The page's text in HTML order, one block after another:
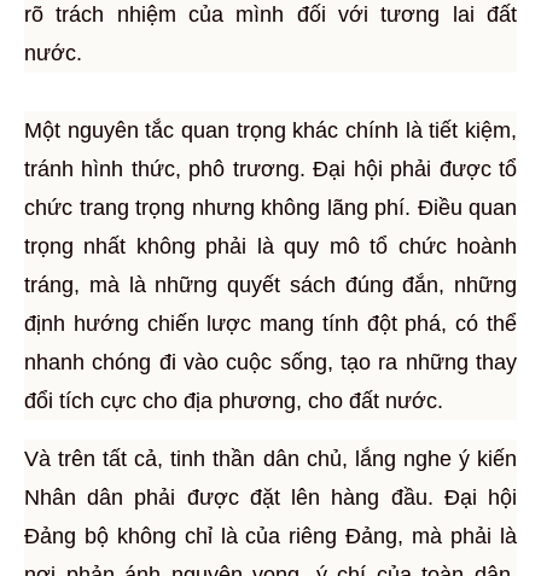
rõ trách nhiệm của mình đối với tương lai đất
nước.
Một nguyên tắc quan trọng khác chính là tiết kiệm,
tránh hình thức, phô trương. Đại hội phải được tổ
chức trang trọng nhưng không lãng phí. Điều quan
trọng nhất không phải là quy mô tổ chức hoành
tráng, mà là những quyết sách đúng đắn, những
định hướng chiến lược mang tính đột phá, có thể
nhanh chóng đi vào cuộc sống, tạo ra những thay
đổi tích cực cho địa phương, cho đất nước.
Và trên tất cả, tinh thần dân chủ, lắng nghe ý kiến
Nhân dân phải được đặt lên hàng đầu. Đại hội
Đảng bộ không chỉ là của riêng Đảng, mà phải là